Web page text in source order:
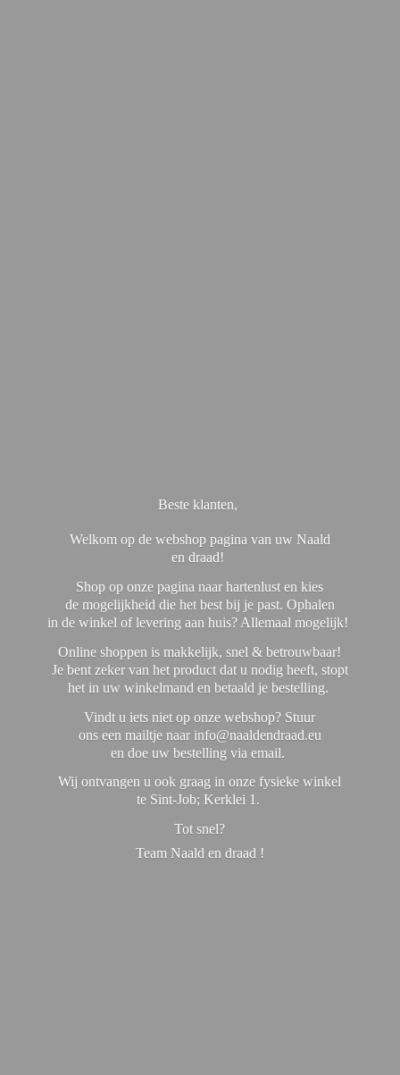
Beste klanten,
Welkom op de webshop pagina van uw Naald
en draad!
Shop op onze pagina naar hartenlust en kies
de mogelijkheid die het best bij je past. Ophalen
in de winkel of levering aan huis? Allemaal mogelijk!
Online shoppen is makkelijk, snel & betrouwbaar!
Je bent zeker van het product dat u nodig heeft, stopt
het in uw winkelmand en betaald je bestelling.
Vindt u iets niet op onze webshop? Stuur
ons een mailtje naar info@naaldendraad.eu
en doe uw bestelling via email.
Wij ontvangen u ook graag in onze fysieke winkel
te Sint-Job; Kerklei 1.
Tot snel?
Team Naald en draad !